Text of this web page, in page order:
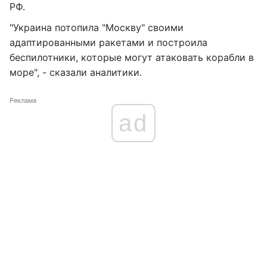
РФ.
"Украина потопила "Москву" своими
адаптированными ракетами и построила
беспилотники, которые могут атаковать корабли в
море", - сказали аналитики.
Реклама
ad